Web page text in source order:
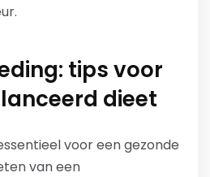
tips voor
dieet
voor een gezonde
van een